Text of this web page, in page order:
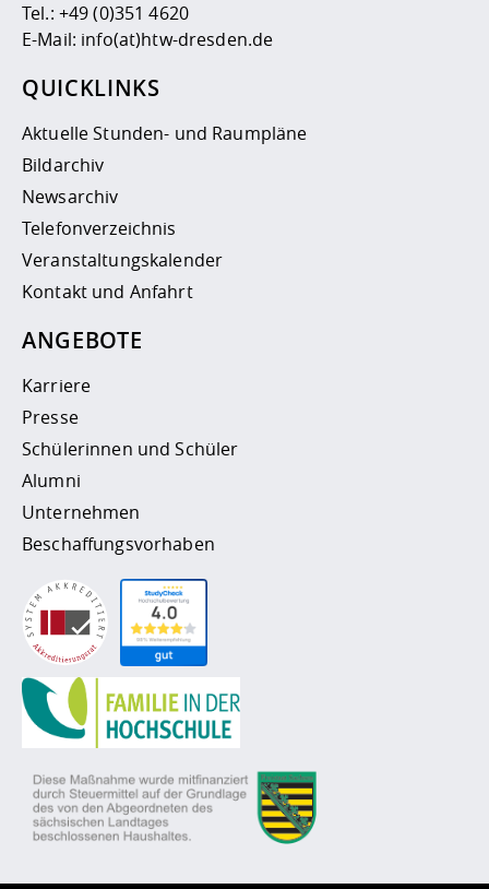
Tel.: +49 (0)351 4620
E-Mail: info(at)htw-dresden.de
QUICKLINKS
Aktuelle Stunden- und Raumpläne
Bildarchiv
Newsarchiv
Telefonverzeichnis
Veranstaltungskalender
Kontakt und Anfahrt
ANGEBOTE
Karriere
Presse
Schülerinnen und Schüler
Alumni
Unternehmen
Beschaffungsvorhaben